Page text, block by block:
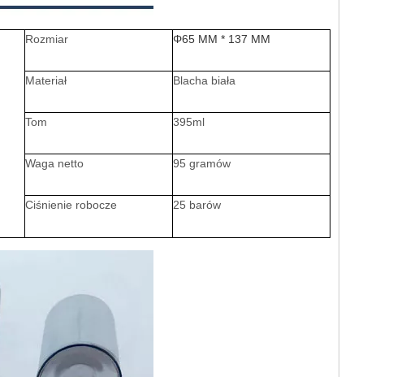
Rozmiar Φ65 MM * 137 MM
Materiał Blacha biała
Tom 395ml
Waga netto 95 gramów
Ciśnienie robocze 25 barów